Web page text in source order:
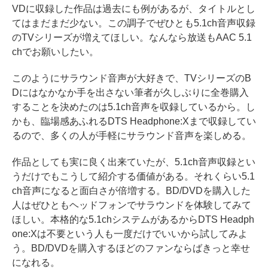
VDに収録した作品は過去にも例があるが、タイトルとし
てはまだまだ少ない。この調子でぜひとも5.1ch音声収録
のTVシリーズが増えてほしい。なんなら放送もAAC 5.1
chでお願いしたい。
このようにサラウンド音声が大好きで、TVシリーズのB
Dにはなかなか手を出さない筆者が久しぶりに全巻購入
することを決めたのは5.1ch音声を収録しているから。し
かも、臨場感あふれるDTS Headphone:Xまで収録してい
るので、多くの人が手軽にサラウンド音声を楽しめる。
作品としても実に良く出来ていたが、5.1ch音声収録とい
うだけでもこうして紹介する価値がある。それくらい5.1
ch音声になると面白さが倍増する。BD/DVDを購入した
人はぜひともヘッドフォンでサラウンドを体験してみて
ほしい。本格的な5.1chシステムがあるからDTS Headph
one:Xは不要という人も一度だけでいいから試してみよ
う。BD/DVDを購入するほどのファンならばきっと幸せ
になれる。